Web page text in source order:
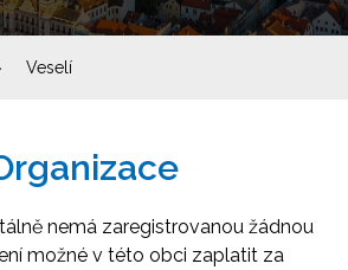
Veselí
nemá zaregistrovanou žádnou
možné v této obci zaplatit za